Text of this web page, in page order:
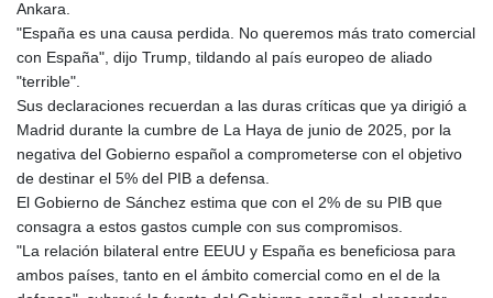
IMP 0.857481
INR 109.853402
IRR
1587015.850814
ISK 141.789703
JEP 0.857481
JMD 183.165198
JOD 0.818473
JPY 182.195114
KES 149.373012
Ankara.
"España es una causa perdida. No queremos más trato comercial
con España", dijo Trump, tildando al país europeo de aliado
"terrible".
Sus declaraciones recuerdan a las duras críticas que ya dirigió a
Madrid durante la cumbre de La Haya de junio de 2025, por la
negativa del Gobierno español a comprometerse con el objetivo
de destinar el 5% del PIB a defensa.
El Gobierno de Sánchez estima que con el 2% de su PIB que
consagra a estos gastos cumple con sus compromisos.
"La relación bilateral entre EEUU y España es beneficiosa para
ambos países, tanto en el ámbito comercial como en el de la